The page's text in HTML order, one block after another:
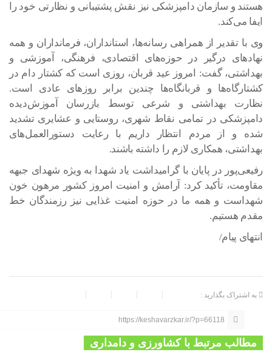
هستند و سازمان دامپزشکی نیز نقش پشتیبانی و نظارتی خود را
ایفا می‌کند.
وی با تقدیر از همراهی رسانه‌ها، استانداران، فرمانداران و همه
نهادهای درگیر در حوزه‌های اقتصادی، فرهنگی، آموزشی و
بهداشتی، گفت: امروز عید قربان، روزی است که کشتار دام در
کشتارگاه‌ها و قربانگاه‌ها چندین برابر روزهای عادی است.
نظارت بهداشتی و شرعی توسط بازرسان آموزش‌دیده
دامپزشکی در تمامی نقاط شهری، روستایی و عشایری تشدید
شده و از مردم انتظار داریم با رعایت دستورالعمل‌های
بهداشتی، همکاری لازم را داشته باشند.
رفیعی‌پور در پایان با گرامیداشت یاد شهدا به ویژه شهدای جبهه
مقاومت، تأکید کرد: آرامش و امنیت امروز کشور مرهون خون
شهداست و همه ما در حوزه امنیت غذایی نیز رزمندگان خط
مقدم هستیم.
انتهای پیام/
به اشتراک بگذارید :
https://keshavarzkar.ir/?p=66118
مطالب مرتبط با کشاورزی و دامداری